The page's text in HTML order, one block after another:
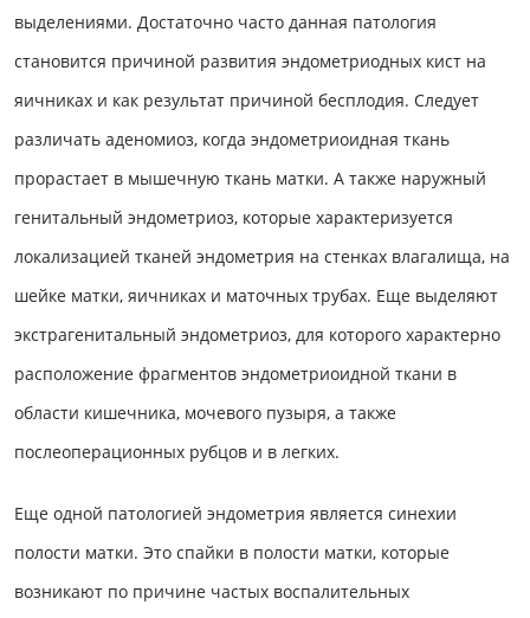
выделениями. Достаточно часто данная патология
становится причиной развития эндометриодных кист на
яичниках и как результат причиной бесплодия. Следует
различать аденомиоз, когда эндометриоидная ткань
прорастает в мышечную ткань матки. А также наружный
генитальный эндометриоз, которые характеризуется
локализацией тканей эндометрия на стенках влагалища, на
шейке матки, яичниках и маточных трубах. Еще выделяют
экстрагенитальный эндометриоз, для которого характерно
расположение фрагментов эндометриоидной ткани в
области кишечника, мочевого пузыря, а также
послеоперационных рубцов и в легких.
Еще одной патологией эндометрия является синехии
полости матки. Это спайки в полости матки, которые
возникают по причине частых воспалительных